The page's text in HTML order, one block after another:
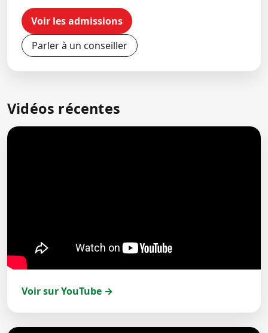
Voir les admissions
Parler à un conseiller
Vidéos récentes
Voir sur YouTube →